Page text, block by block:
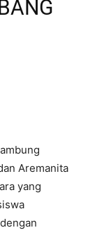
Aremanita
yang